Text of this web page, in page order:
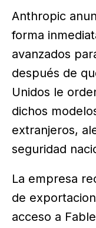
Anthropic
forma
avanzados
después de
Unidos le
dichos
extranjeros,
seguridad
La empresa
de
acceso a